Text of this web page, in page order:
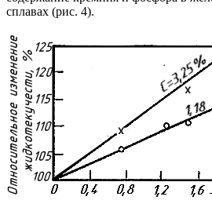
сплавах (рис. 4).